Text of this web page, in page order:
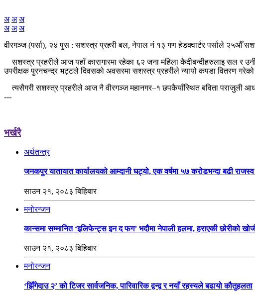
अ अ अ
अ अ अ
वीरगञ्ज (पर्सा), २४ पुस : सशस्त्र प्रहरी बल, नेपाल नं १३ गण हेडक्वार्टर पर्साले २५औँ
सशस्त्र प्रहरीले आज यहाँ कारागारमा रहेका ६२ जना महिला कैदीबन्दीहरुलाइ सल र
उपरीक्षक पुरनचन्द्र भट्टले दिवसको अवसरमा सशस्त्र प्रहरीले न्यायो कपडा वितरण गरेको
त्यसैगरी सशस्त्र प्रहरीले आज नै वीरगञ्ज महानगर–१ छपकैयाँस्थित बविता पराजुली
---
भर्खरै
अर्थतन्त्र
जनकपुर यातायात कार्यालयको आम्दानी घट्यो, एक वर्षमा ५७ करोडभन्दा बढी
साउन २१, २०८३ बिहिबार
मनोरन्जन
कान्समा सम्मानित ‘इलिफेन्ट्स इन द फग’ भदौमा नेपाली हलमा, हराएकी छोरीको
साउन २१, २०८३ बिहिबार
मनोरन्जन
‘झिँगेदाउ २’ को टिजर सार्वजनिक, पारिवारिक द्वन्द्व र नयाँ रहस्यले बढायो कौतुहलता